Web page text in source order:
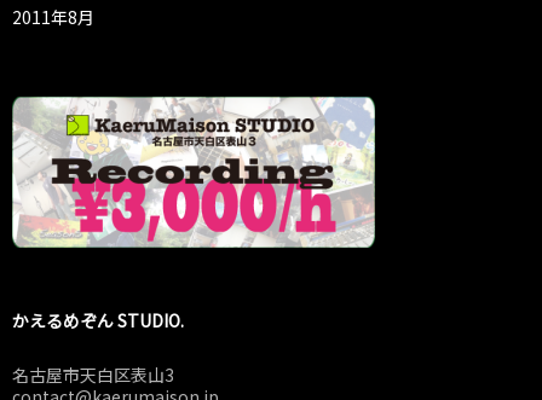
2011年8月
かえるめぞん STUDIO.
名古屋市天白区表山3